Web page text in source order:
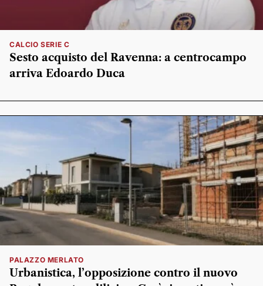
CALCIO SERIE C
Sesto acquisto del Ravenna: a centrocampo
arriva Edoardo Duca
PALAZZO MERLATO
Urbanistica, l’opposizione contro il nuovo